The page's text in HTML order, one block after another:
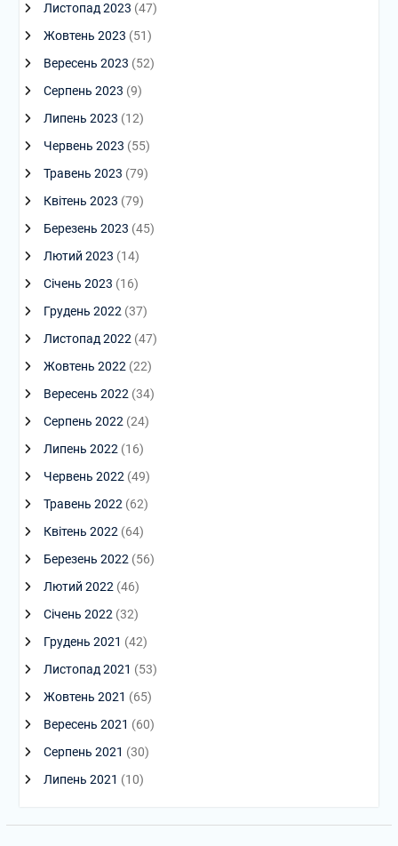
Листопад 2023 (47)
Жовтень 2023 (51)
Вересень 2023 (52)
Серпень 2023 (9)
Липень 2023 (12)
Червень 2023 (55)
Травень 2023 (79)
Квітень 2023 (79)
Березень 2023 (45)
Лютий 2023 (14)
Січень 2023 (16)
Грудень 2022 (37)
Листопад 2022 (47)
Жовтень 2022 (22)
Вересень 2022 (34)
Серпень 2022 (24)
Липень 2022 (16)
Червень 2022 (49)
Травень 2022 (62)
Квітень 2022 (64)
Березень 2022 (56)
Лютий 2022 (46)
Січень 2022 (32)
Грудень 2021 (42)
Листопад 2021 (53)
Жовтень 2021 (65)
Вересень 2021 (60)
Серпень 2021 (30)
Липень 2021 (10)